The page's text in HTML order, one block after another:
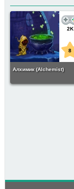
2K
8
Алхимик (Alchemist)